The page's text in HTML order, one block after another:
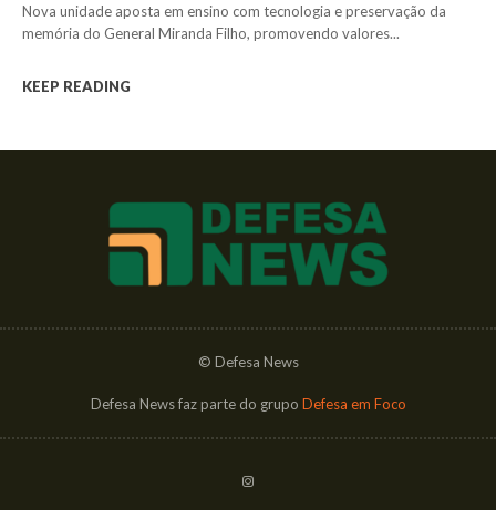
Nova unidade aposta em ensino com tecnologia e preservação da
memória do General Miranda Filho, promovendo valores...
KEEP READING
© Defesa News
Defesa News faz parte do grupo Defesa em Foco